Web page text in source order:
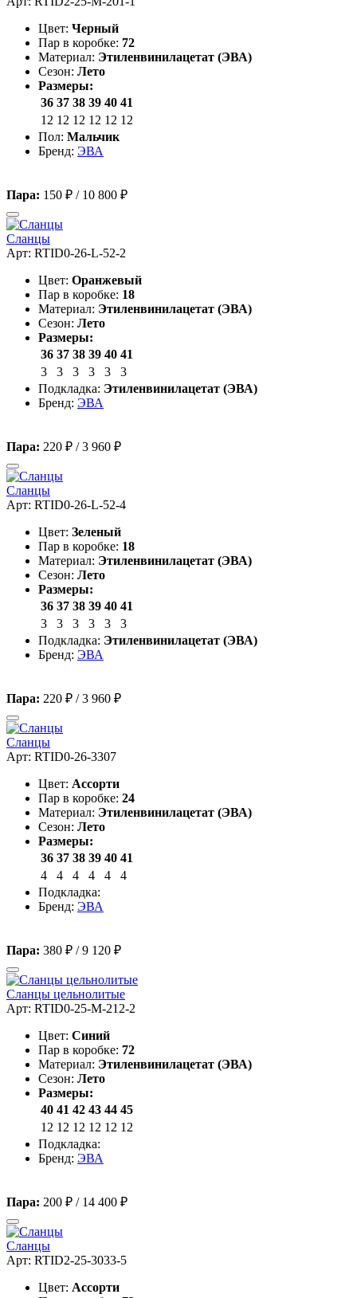
Цвет: Черный
Пар в коробке: 72
Материал: Этиленвинилацетат (ЭВА)
Сезон: Лето
Размеры:
36 37 38 39 40 41
12 12 12 12 12 12
Пол: Мальчик
Бренд: ЭВА
Пара: 150 ₽ / 10 800 ₽
Сланцы
Арт: RTID0-26-L-52-2
Цвет: Оранжевый
Пар в коробке: 18
Материал: Этиленвинилацетат (ЭВА)
Сезон: Лето
Размеры:
36 37 38 39 40 41
3
3 3 3 3
3
Подкладка: Этиленвинилацетат (ЭВА)
Бренд: ЭВА
Пара: 220 ₽ /3 960 ₽
Сланцы
Арт: RTID0-26-L-52-4
Цвет: Зеленый
Пар в коробке: 18
Материал: Этиленвинилацетат (ЭВА)
Сезон: Лето
Размеры:
36 37 38 39 40 41
3
3 3 3 3
3
Подкладка: Этиленвинилацетат (ЭВА)
Бренд: ЭВА
Пара: 220 ₽ /3 960 ₽
Сланцы
Арт: RTID0-26-3307
Цвет: Ассорти
Пар в коробке: 24
Материал: Этиленвинилацетат (ЭВА)
Сезон: Лето
Размеры:
36 37 38 39 40 41
4
4 4 4 4
4
Подкладка:
Бренд: ЭВА
Пара: 380 ₽ /9 120 ₽
Сланцы цельнолитые
Арт: RTID0-25-M-212-2
Цвет: Синий
Пар в коробке: 72
Материал: Этиленвинилацетат (ЭВА)
Сезон: Лето
Размеры:
40 41 42 43 44 45
12 12 12 12 12 12
Подкладка:
Бренд: ЭВА
Пара: 200 ₽ / 14 400 ₽
Сланцы
Арт: RTID2-25-3033-5
Цвет: Ассорти